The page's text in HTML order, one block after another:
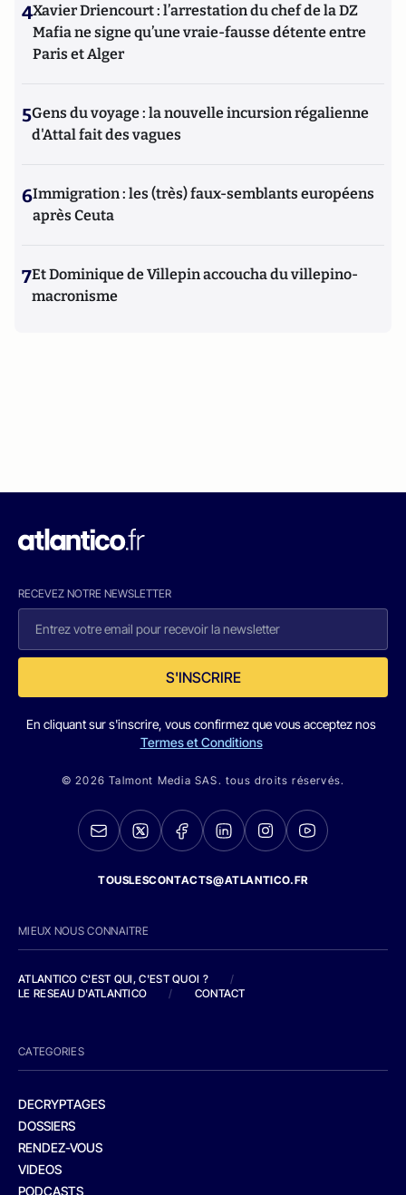
4Xavier Driencourt : l’arrestation du chef de la DZ
Mafia ne signe qu’une vraie-fausse détente entre
Paris et Alger
5Gens du voyage : la nouvelle incursion régalienne
d'Attal fait des vagues
6Immigration : les (très) faux-semblants européens
après Ceuta
7Et Dominique de Villepin accoucha du villepino-
macronisme
RECEVEZ NOTRE NEWSLETTER
S'INSCRIRE
En cliquant sur s'inscrire, vous confirmez que vous acceptez nos
Termes et Conditions
© 2026 Talmont Media SAS. tous droits réservés.
TOUSLESCONTACTS@ATLANTICO.FR
MIEUX NOUS CONNAITRE
ATLANTICO C'EST QUI, C'EST QUOI ?
/
LE RESEAU D'ATLANTICO
/ CONTACT
CATEGORIES
DECRYPTAGES
DOSSIERS
RENDEZ-VOUS
VIDEOS
PODCASTS